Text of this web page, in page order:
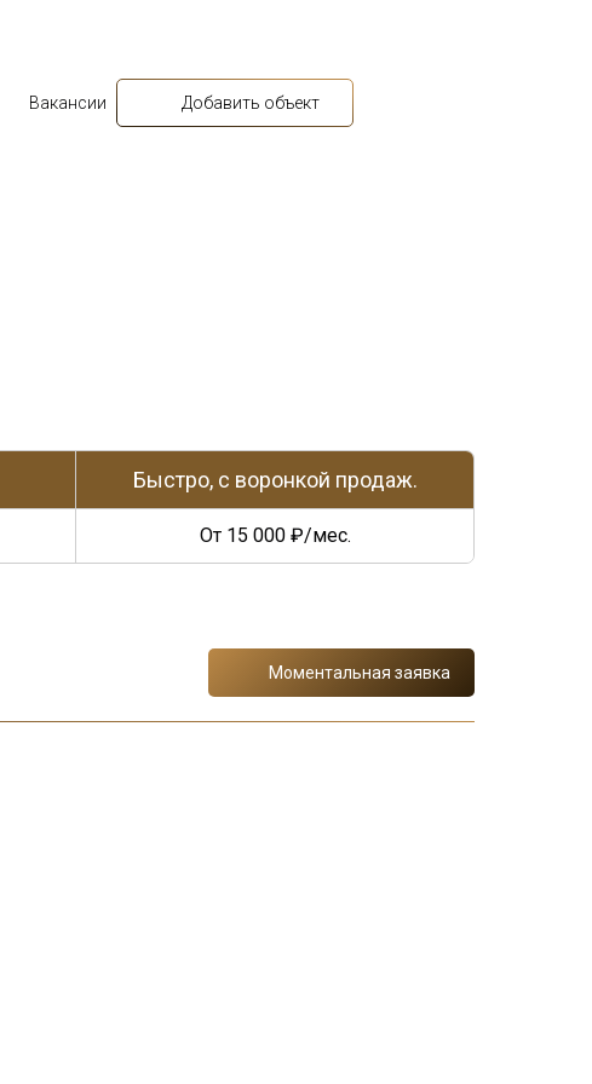
Вакансии Добавить объект
Быстро, с воронкой продаж.
От 15 000 ₽/мес.
Моментальная заявка